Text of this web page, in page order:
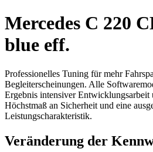
Mercedes C 220
blue eff.
Professionelles Tuning für mehr
Begleiterscheinungen. Alle
Ergebnis intensiver Entwicklungsarbeit
Höchstmaß an Sicherheit und eine
Leistungscharakteristik.
Veränderung der